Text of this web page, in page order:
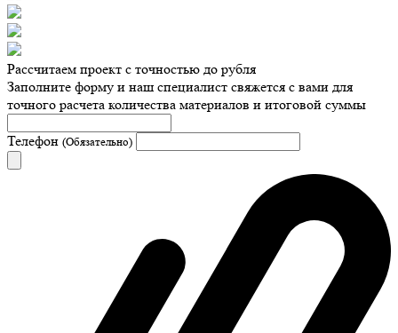
Рассчитаем проект с точностью до рубля
Заполните форму и наш специалист свяжется с вами для
точного расчета количества материалов и итоговой суммы
Телефон (Обязательно)